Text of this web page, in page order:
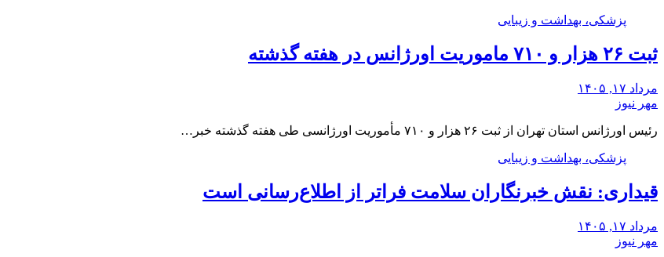
پزشکی، بهداشت و زیبایی
ثبت ۲۶ هزار و ۷۱۰ ماموریت اورژانس در هفته گذشته
مرداد ۱۷, ۱۴۰۵
مهر نیوز
رئیس اورژانس استان تهران از ثبت ۲۶ هزار و ۷۱۰ مأموریت اورژانسی طی هفته گذشته خبر…
پزشکی، بهداشت و زیبایی
قیداری: نقش خبرنگاران سلامت فراتر از اطلاع‌رسانی است
مرداد ۱۷, ۱۴۰۵
مهر نیوز